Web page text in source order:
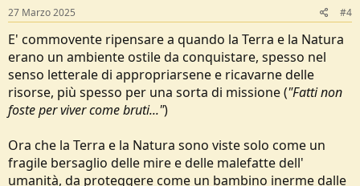
s
:
27 Marzo 2025 #4
E' commovente ripensare a quando la Terra e la Natura
erano un ambiente ostile da conquistare, spesso nel
senso letterale di appropriarsene e ricavarne delle
risorse, più spesso per una sorta di missione ("Fatti non
foste per viver come bruti...")
Ora che la Terra e la Natura sono viste solo come un
fragile bersaglio delle mire e delle malefatte dell'
umanità, da proteggere come un bambino inerme dalle